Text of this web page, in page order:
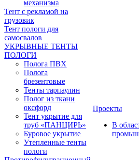
механизма
Тент с рекламой на
грузовик
Тент пологи для
самосвалов
УКРЫВНЫЕ ТЕНТЫ
ПОЛОГИ
Полога ПВХ
Полога
брезентовые
Тенты тарпаулин
Полог из ткани
оксфорд
Тент укрытие для
труб «ПАНЦИРЬ»
Буровое укрытие
Утепленные тенты
пологи
Проекты
В